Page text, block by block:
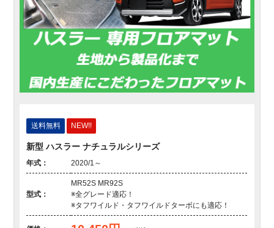
送料無料 NEW!!
新型 ハスラー ナチュラルシリーズ
年式： 2020/1～
型式：
MR52S MR92S
※全グレード適応！
※タフワイルド・タフワイルドターボにも適応！